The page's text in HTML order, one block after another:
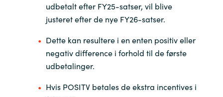
Norway
Oman
Philippines
Poland
udbetalt efter FY25-satser, vil blive
justeret efter de nye FY26-satser.
Dette kan resultere i en enten positiv eller
negativ difference i forhold til de første
udbetalinger.
Hvis POSITV betales de ekstra incentives i